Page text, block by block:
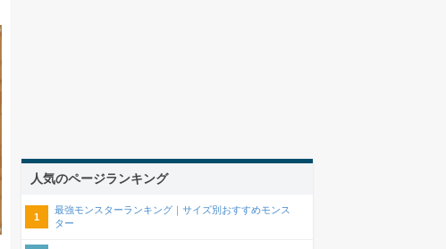
人気のページランキング
最強モンスターランキング｜サイズ別おすすめモンス
ター